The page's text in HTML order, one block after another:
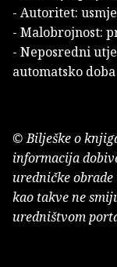
- Autoritet:
- Malobrojnost:
- Neposredni
automatsko doba
© Bilješke o
informacija
uredničke
kao takve ne
uredništvom